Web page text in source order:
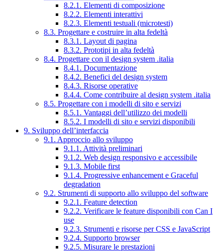
8.2.1. Elementi di composizione
8.2.2. Elementi interattivi
8.2.3. Elementi testuali (microtesti)
8.3. Progettare e costruire in alta fedeltà
8.3.1. Layout di pagina
8.3.2. Prototipi in alta fedeltà
8.4. Progettare con il design system .italia
8.4.1. Documentazione
8.4.2. Benefici del design system
8.4.3. Risorse operative
8.4.4. Come contribuire al design system .italia
8.5. Progettare con i modelli di sito e servizi
8.5.1. Vantaggi dell’utilizzo dei modelli
8.5.2. I modelli di sito e servizi disponibili
9. Sviluppo dell’interfaccia
9.1. Approccio allo sviluppo
9.1.1. Attività preliminari
9.1.2. Web design responsivo e accessibile
9.1.3. Mobile first
9.1.4. Progressive enhancement e Graceful
degradation
9.2. Strumenti di supporto allo sviluppo del software
9.2.1. Feature detection
9.2.2. Verificare le feature disponibili con Can I
use
9.2.3. Strumenti e risorse per CSS e JavaScript
9.2.4. Supporto browser
9.2.5. Misurare le prestazioni